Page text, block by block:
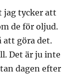
jag tycker att
de för oljud.
att göra det.
Det är ju inte
dagen efter